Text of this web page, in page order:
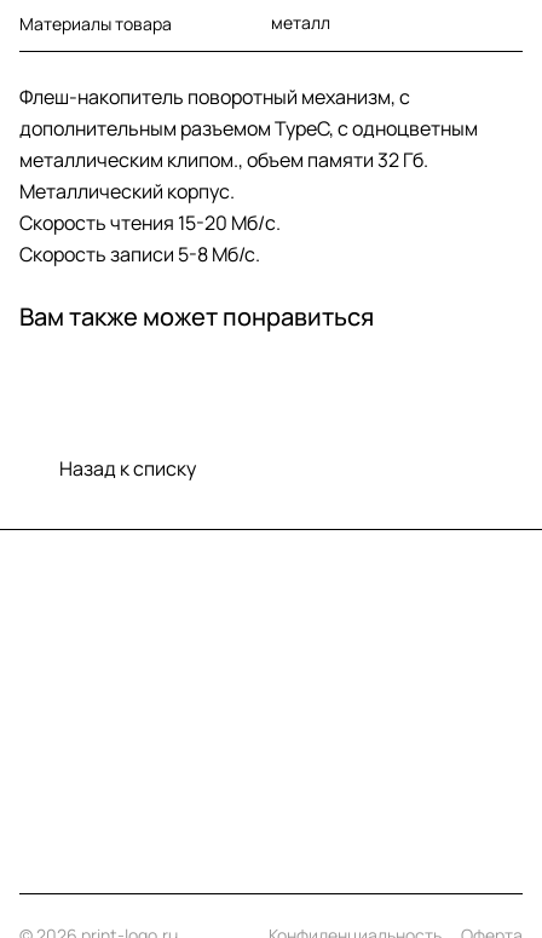
Материалы товара металл
Флеш-накопитель поворотный механизм, c
дополнительным разъемом TypeC, с одноцветным
металлическим клипом., объем памяти 32 Гб.
Металлический корпус.
Скорость чтения 15-20 Мб/c.
Скорость записи 5-8 Мб/с.
Вам также может понравиться
Назад к списку